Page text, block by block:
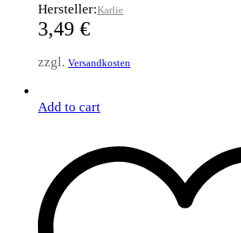
Hersteller:Karlie
3,49 €
zzgl. Versandkosten
Add to cart